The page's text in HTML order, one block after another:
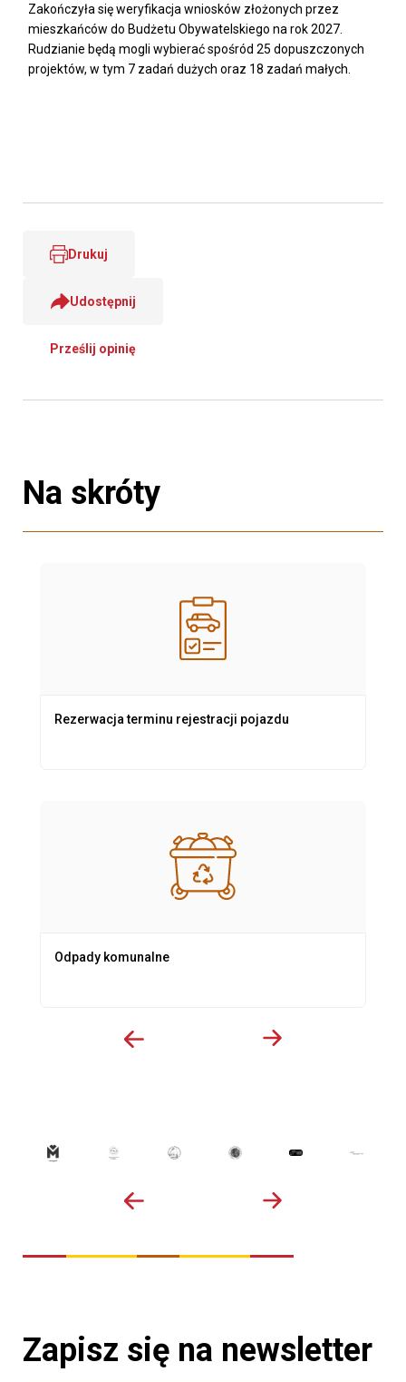
Zakończyła się weryfikacja wniosków złożonych przez
mieszkańców do Budżetu Obywatelskiego na rok 2027.
Rudzianie będą mogli wybierać spośród 25 dopuszczonych
projektów, w tym 7 zadań dużych oraz 18 zadań małych.
Drukuj
Udostępnij
Prześlij opinię
Na skróty
Rezerwacja terminu rejestracji pojazdu
Odpady komunalne
Zapisz się na newsletter